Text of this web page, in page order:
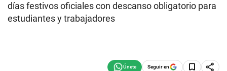
días festivos oficiales con descanso obligatorio para
estudiantes y trabajadores
Seguir en